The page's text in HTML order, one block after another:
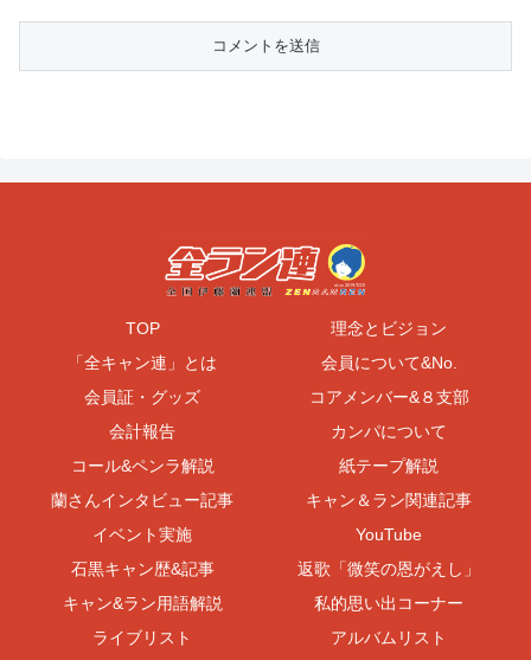
TOP
理念とビジョン
「全キャン連」とは
会員について&No.
会員証・グッズ
コアメンバー&８支部
会計報告
カンパについて
コール&ペンラ解説
紙テープ解説
蘭さんインタビュー記事
キャン＆ラン関連記事
イベント実施
YouTube
石黒キャン歴&記事
返歌「微笑の恩がえし」
キャン&ラン用語解説
私的思い出コーナー
ライブリスト
アルバムリスト